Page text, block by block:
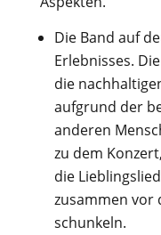
Die Band auf
Erlebnisses.
die
aufgrund der
anderen
zu dem
die
zusammen vor
schunkeln.